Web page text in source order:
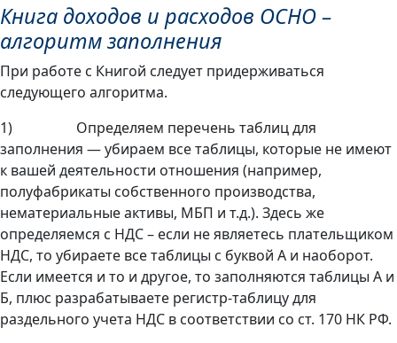
Книга доходов и расходов ОСНО –
алгоритм заполнения
При работе с Книгой следует придерживаться
следующего алгоритма.
1) Определяем перечень таблиц для
заполнения — убираем все таблицы, которые не имеют
к вашей деятельности отношения (например,
полуфабрикаты собственного производства,
нематериальные активы, МБП и т.д.). Здесь же
определяемся с НДС – если не являетесь плательщиком
НДС, то убираете все таблицы с буквой А и наоборот.
Если имеется и то и другое, то заполняются таблицы А и
Б, плюс разрабатываете регистр-таблицу для
раздельного учета НДС в соответствии со ст. 170 НК РФ.